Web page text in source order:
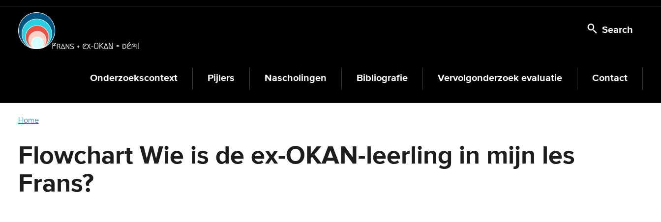
Skip
main
content
Search
Onderzoekscontext Pijlers Nascholingen Bibliografie Vervolgonderzoek evaluatie Contact
Home
Flowchart Wie is de ex-OKAN-leerling in mijn les
Frans?